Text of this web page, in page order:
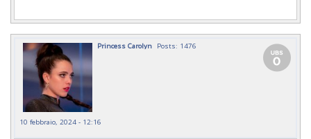
Princess Carolyn Posts: 1476
10 febbraio, 2024 - 12:16